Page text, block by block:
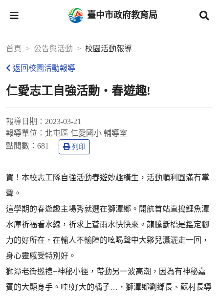
臺中市政府教育局
首頁 公告與活動 校園活動報導
返回校園活動報導
仁愛志工自強活動‧春遊趣!
報導日期： 2023-03-21
報導單位： 北屯區 仁愛國小 輔導室
點閱數： 681 列印
賀！本校志工隊自強活動春遊妙趣橫生，活動順利圓滿有掌
聲。
這學期的春遊趣主場秀就選在獅潭鄉。開航首站直搗鯉魚潭
水庫祈福看水線，祈求上蒼雨水快快來。龍騰斷橋是鑑定腳
力的好所在，在輸人不輸陣的吆喝聲中大夥兒瀟灑走一回，
身心靈感受特別好。
獅潭老街巡禮+神秘小徑，帶動另一波高潮，因為有神秘嘉
賓的大顯身手。哇!好大的橘子…，獅潭鄉劉鄉長、蘇村長導